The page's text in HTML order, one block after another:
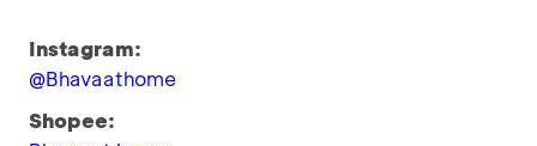
Instagram:
@Bhavaathome
Shopee: